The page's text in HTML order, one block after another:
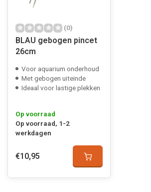
(0)
BLAU gebogen pincet
26cm
Voor aquarium onderhoud
Met gebogen uiteinde
Ideaal voor lastige plekken
Op voorraad
Op voorraad, 1-2
werkdagen
€10,95